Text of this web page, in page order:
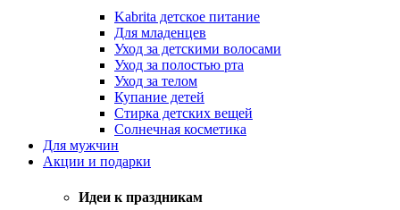
Kabrita детское питание
Для младенцев
Уход за детскими волосами
Уход за полостью рта
Уход за телом
Купание детей
Стирка детских вещей
Солнечная косметика
Для мужчин
Акции и подарки
Идеи к праздникам